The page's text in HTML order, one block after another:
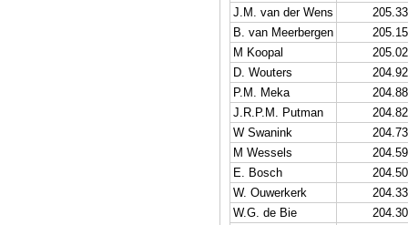
J.M. van der Wens
205.33
B. van Meerbergen
205.15
M Koopal
205.02
D. Wouters
204.92
P.M. Meka
204.88
J.R.P.M. Putman
204.82
W Swanink
204.73
M Wessels
204.59
E. Bosch
204.50
W. Ouwerkerk
204.33
W.G. de Bie
204.30